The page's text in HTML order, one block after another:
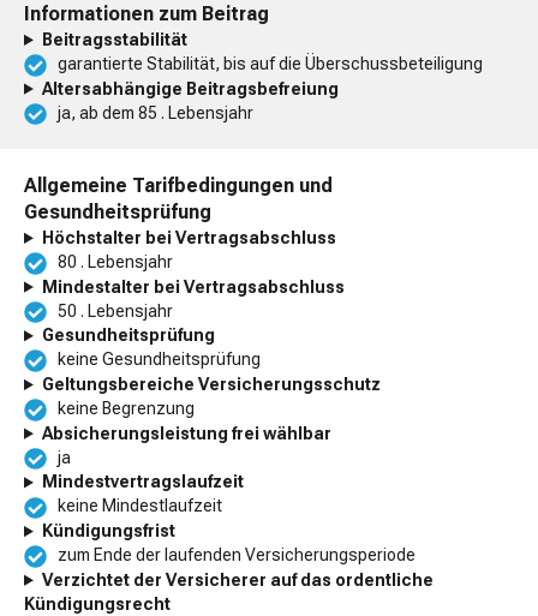
Informationen zum Beitrag
Beitragsstabilität
garantierte Stabilität, bis auf die Überschussbeteiligung
Altersabhängige Beitragsbefreiung
ja, ab dem 85 . Lebensjahr
Allgemeine Tarifbedingungen und
Gesundheitsprüfung
Höchstalter bei Vertragsabschluss
80 . Lebensjahr
Mindestalter bei Vertragsabschluss
50 . Lebensjahr
Gesundheitsprüfung
keine Gesundheitsprüfung
Geltungsbereiche Versicherungsschutz
keine Begrenzung
Absicherungsleistung frei wählbar
ja
Mindestvertragslaufzeit
keine Mindestlaufzeit
Kündigungsfrist
zum Ende der laufenden Versicherungsperiode
Verzichtet der Versicherer auf das ordentliche
Kündigungsrecht